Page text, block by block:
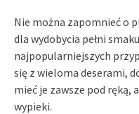
Nie można zapomnieć o
dla wydobycia pełni
najpopularniejszych
się z wieloma deserami,
mieć je zawsze pod ręką,
wypieki.